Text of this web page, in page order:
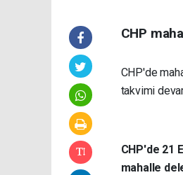
CHP
CHP'de
takvimi
CHP'de 21
mahalle